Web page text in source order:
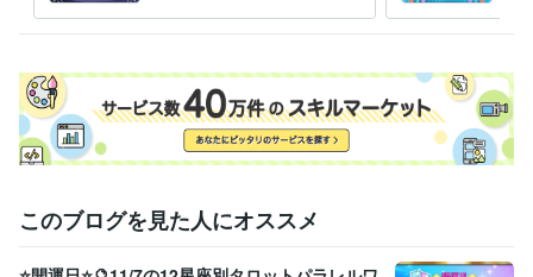
返信させていただきまして
させていただきます❤️
ご納得いただけましたら
サービスのご購入のお手続きを
お願いいたします(*^^*)
ご相談や鑑定を
お受けいただいた後に
めに
このブログを見た人にオススメ